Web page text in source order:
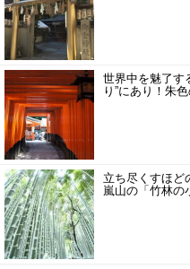
世界中を魅了す
り”にあり！朱
立ち尽くすほど
嵐山の「竹林の